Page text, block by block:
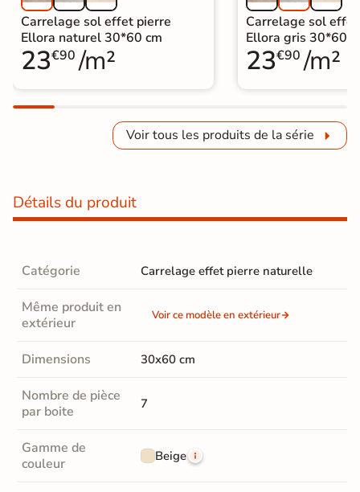
Carrelage sol effet pierre
Ellora naturel 30*60 cm
23€90 /m²
Carrelage sol
Ellora gris 30*60
23€90 /m²
Voir tous les produits de la série
Détails du produit
Catégorie Carrelage effet pierre naturelle
Même produit en
extérieur
Voir ce modèle en extérieur
Dimensions 30x60 cm
Nombre de pièce
par boite
7
Gamme de
couleur
Beige